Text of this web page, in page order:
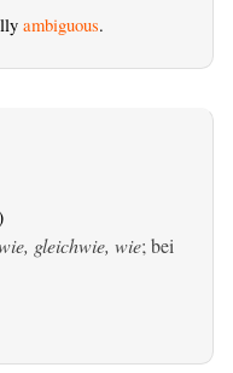
ambiguous.
gleichwie, wie; bei